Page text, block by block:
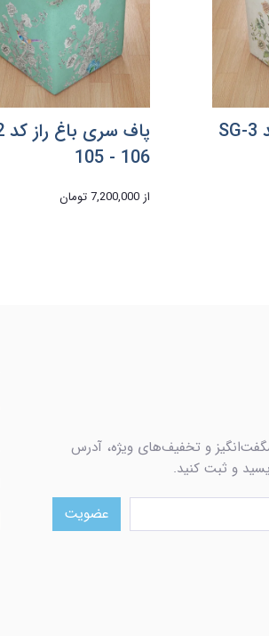
پاف سری باغ راز کد 3-SG
105 - 106
از 7,200,000 تومان
و تخفیف‌های ویژه، آدرس
و ثبت کنید.
عضویت